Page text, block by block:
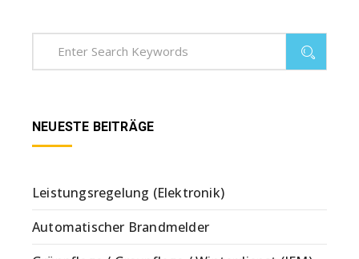
NEUESTE BEITRÄGE
Leistungsregelung (Elektronik)
Automatischer Brandmelder